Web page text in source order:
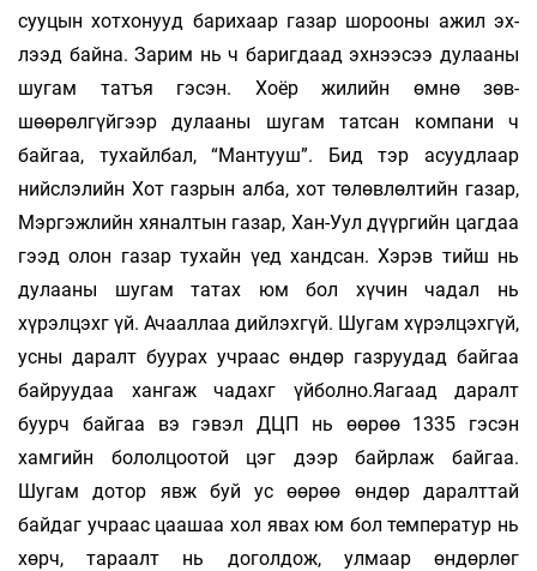
сууцын хотхонууд барихаар газар шорооны ажил эх­
лээд байна. Зарим нь ч баригдаад эхнээсээ дулаа­ны
шугам татъя гэсэн. Хоёр жилийн өмнө зөв­­
шөөрөлгүйгээр дулааны шугам татсан ком­пани ч
байгаа, тухайлбал, “Мантууш”. Бид тэр асуудлаар
нийслэлийн Хот газрын алба, хот төлөвлөлтийн газар,
Мэргэжлийн хяналтын газар, Хан-Уул дүүргийн цагдаа
гээд олон газар тухайн үед хандсан. Хэрэв тийш нь
дулааны шугам татах юм бол хүчин чадал нь
хүрэлцэхг үй. Ачааллаа дийлэхгүй. Шугам хүрэлцэхгүй,
усны даралт буурах учраас өндөр газруудад бай­гаа
байруудаа хангаж чадахг үйболно.Яагаад даралт
буурч байгаа вэ гэвэл ДЦП нь өөрөө 1335 гэсэн
хамгийн бололцоотой цэг дээр байрлаж байгаа.
Шугам дотор явж буй ус өөрөө өндөр даралттай
байдаг учраас цаашаа хол явах юм бол температур нь
хөрч, тараалт нь доголдож, улмаар өндөрлөг